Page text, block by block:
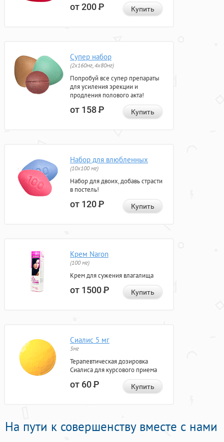
от 200Р Купить
Супер набор
(2х160мг, 4х80мг)
Попробуй все супер препараты
для усиления эрекции и
продления полового акта!
от 158Р Купить
Набор для влюбленных
(10х100 мг)
Набор для двоих, добавь страсти
в постель!
от 120Р Купить
Крем Naron
(100 мг)
Крем для сужения влагалища
от 1500Р Купить
Сиалис 5 мг
5мг
Терапевтическая дозировка
Сиалиса для курсового приема
от 60Р Купить
На пути к совершенству вместе с нами